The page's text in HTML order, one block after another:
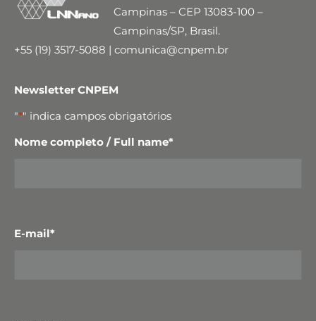
Campinas – CEP 13083-100 –
Campinas/SP, Brasil.
+55 (19) 3517-5088 | comunica@cnpem.br
Newsletter CNPEM
"*" indica campos obrigatórios
Nome completo / Full name*
E-mail*